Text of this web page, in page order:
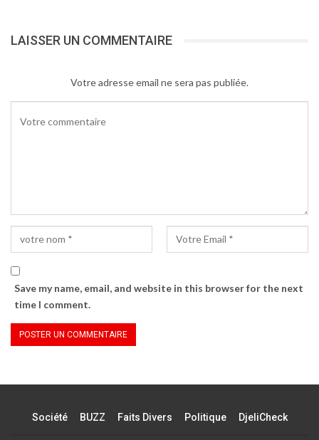
LAISSER UN COMMENTAIRE
Votre adresse email ne sera pas publiée.
Save my name, email, and website in this browser for the next
time I comment.
Société BUZZ Faits Divers Politique DjeliCheck